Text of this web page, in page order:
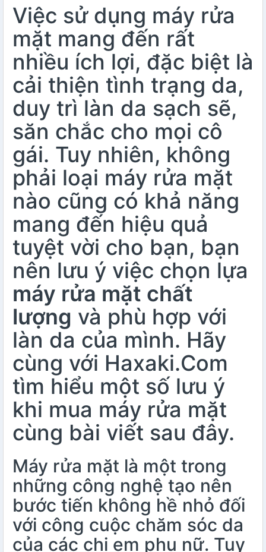
Việc sử dụng máy rửa
mặt mang đến rất
nhiều ích lợi, đặc biệt là
cải thiện tình trạng da,
duy trì làn da sạch sẽ,
săn chắc cho mọi cô
gái. Tuy nhiên, không
phải loại máy rửa mặt
nào cũng có khả năng
mang đến hiệu quả
tuyệt vời cho bạn, bạn
nên lưu ý việc chọn lựa
máy rửa mặt chất
lượng và phù hợp với
làn da của mình. Hãy
cùng với Haxaki.Com
tìm hiểu một số lưu ý
khi mua máy rửa mặt
cùng bài viết sau đây.
Máy rửa mặt là một trong
những công nghệ tạo nên
bước tiến không hề nhỏ đối
với công cuộc chăm sóc da
của các chị em phụ nữ. Tuy